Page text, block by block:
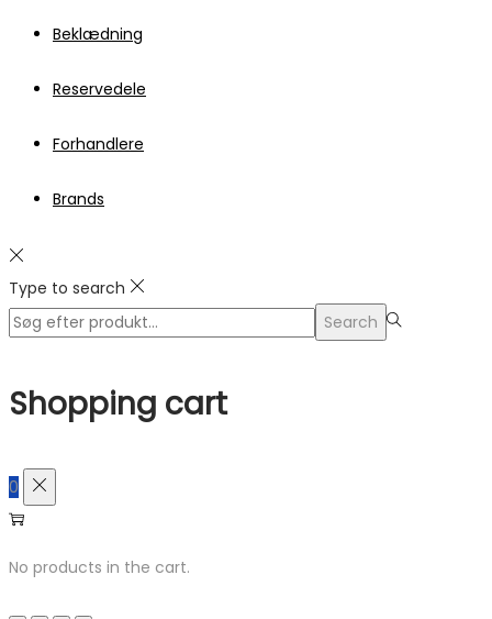
Beklædning
Reservedele
Forhandlere
Brands
Type to search
Search
Search
Shopping cart
0
No products in the cart.